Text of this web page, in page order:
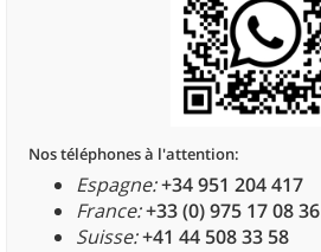
Nos téléphones à l'attention:
Espagne:+34 951 204 417
France:+33 (0) 975 17 08 36
Suisse:+41 44 508 33 58